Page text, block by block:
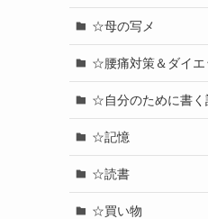
☆母の写メ
☆腰痛対策＆ダイエ
☆自分のために書く
☆記憶
☆読書
☆買い物